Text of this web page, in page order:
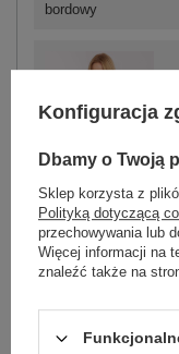
bordowy
jasny niebieski
Konfiguracja
Dbamy o Twoją
Sklep korzysta z
Polityką dotyczącą
przechowywania lub
Więcej informacji na
znaleźć także na